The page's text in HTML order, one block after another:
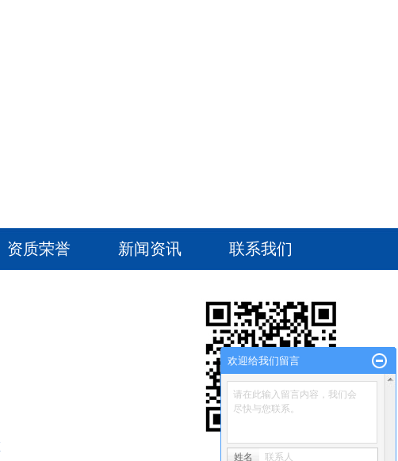
资质荣誉 新闻资讯 联系我们
欢迎给我们留言
请在此输入留言内容，我们会
尽快与您联系。
姓名 联系人